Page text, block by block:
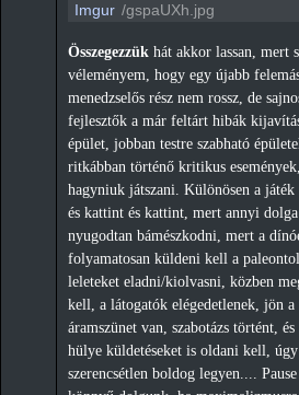
Imgur /gspaUXh.jpg
Összegezzük hát akkor lassan, mert
véleményem, hogy egy újabb
menedzselős rész nem rossz, de
fejlesztők a már feltárt hibák
épület, jobban testre szabható
ritkábban történő kritikus
hagyniuk játszani. Különösen a
és kattint és kattint, mert annyi
nyugodtan bámészkodni, mert a
folyamatosan küldeni kell a
leleteket eladni/kiolvasni, közben
kell, a látogatók elégedetlenek, jön
áramszünet van, szabotázs történt,
hülye küldetéseket is oldani kell,
szerencsétlen boldog legyen....